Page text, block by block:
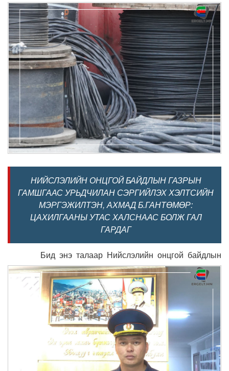
НИЙСЛЭЛИЙН ОНЦГОЙ БАЙДЛЫН ГАЗРЫН
ГАМШГААС УРЬДЧИЛАН СЭРГИЙЛЭХ ХЭЛТСИЙН
МЭРГЭЖИЛТЭН, АХМАД Б.ГАНТӨМӨР:
ЦАХИЛГААНЫ УТАС ХАЛСНААС БОЛЖ ГАЛ
ГАРДАГ
Бид энэ талаар Нийслэлийн онцгой байдлын